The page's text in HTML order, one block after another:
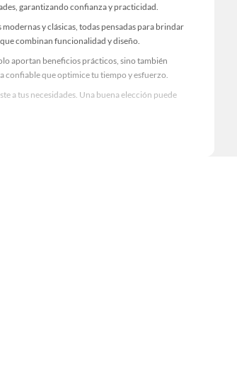
garantizando confianza y practicidad.
y clásicas, todas pensadas para brindar
combinan funcionalidad y diseño.
aportan beneficios prácticos, sino también
confiable que optimice tu tiempo y esfuerzo.
a tus necesidades. Una buena elección puede